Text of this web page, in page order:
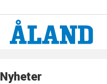
Nyheter